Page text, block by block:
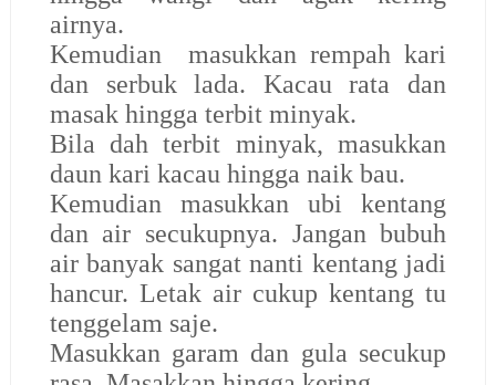
airnya.
Kemudian masukkan rempah kari
dan serbuk lada. Kacau rata dan
masak hingga terbit minyak.
Bila dah terbit minyak, masukkan
daun kari kacau hingga naik bau.
Kemudian masukkan ubi kentang
dan air secukupnya. Jangan bubuh
air banyak sangat nanti kentang jadi
hancur. Letak air cukup kentang tu
tenggelam saje.
Masukkan garam dan gula secukup